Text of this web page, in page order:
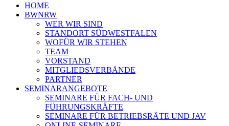
HOME
BWNRW
WER WIR SIND
STANDORT SÜDWESTFALEN
WOFÜR WIR STEHEN
TEAM
VORSTAND
MITGLIEDSVERBÄNDE
PARTNER
SEMINARANGEBOTE
SEMINARE FÜR FACH- UND
FÜHRUNGSKRÄFTE
SEMINARE FÜR BETRIEBSRÄTE UND JAV